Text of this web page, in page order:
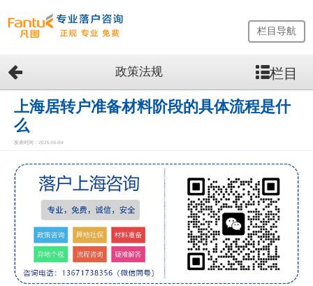
网
站
首
页
留
生
务
优
栏目导航
政策法规 栏目
上海居转户准备材料阶段的具体流程是什
么
发表时间：2026-06-04